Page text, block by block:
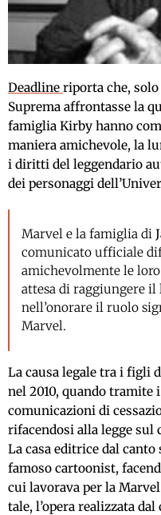
Deadline riporta che,
Suprema affrontasse la
famiglia Kirby hanno
maniera amichevole, la
i diritti del leggendario
dei personaggi
Marvel e la famiglia di
comunicato ufficiale
amichevolmente le
attesa di raggiungere
nell’onorare il ruolo
Marvel.
La causa legale tra i figli
nel 2010, quando
comunicazioni di
rifacendosi alla legge sul
La casa editrice dal
famoso cartoonist,
cui lavorava per la
tale, l’opera realizzata